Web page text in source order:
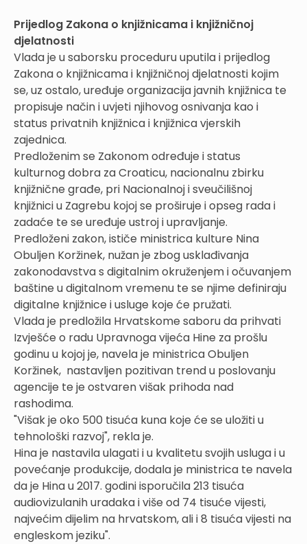
Prijedlog Zakona o knjižnicama i knjižničnoj
djelatnosti
Vlada je u saborsku proceduru uputila i prijedlog
Zakona o knjižnicama i knjižničnoj djelatnosti kojim
se, uz ostalo, uređuje organizacija javnih knjižnica te
propisuje način i uvjeti njihovog osnivanja kao i
status privatnih knjižnica i knjižnica vjerskih
zajednica.
Predloženim se Zakonom određuje i status
kulturnog dobra za Croaticu, nacionalnu zbirku
knjižnične građe, pri Nacionalnoj i sveučilišnoj
knjižnici u Zagrebu kojoj se proširuje i opseg rada i
zadaće te se uređuje ustroj i upravljanje.
Predloženi zakon, ističe ministrica kulture Nina
Obuljen Koržinek, nužan je zbog usklađivanja
zakonodavstva s digitalnim okruženjem i očuvanjem
baštine u digitalnom vremenu te se njime definiraju
digitalne knjižnice i usluge koje će pružati.
Vlada je predložila Hrvatskome saboru da prihvati
Izvješće o radu Upravnoga vijeća Hine za prošlu
godinu u kojoj je, navela je ministrica Obuljen
Koržinek, nastavljen pozitivan trend u poslovanju
agencije te je ostvaren višak prihoda nad
rashodima.
"Višak je oko 500 tisuća kuna koje će se uložiti u
tehnološki razvoj", rekla je.
Hina je nastavila ulagati i u kvalitetu svojih usluga i u
povećanje produkcije, dodala je ministrica te navela
da je Hina u 2017. godini isporučila 213 tisuća
audiovizulanih uradaka i više od 74 tisuće vijesti,
najvećim dijelim na hrvatskom, ali i 8 tisuća vijesti na
engleskom jeziku".